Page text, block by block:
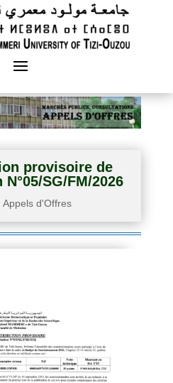
provisoire de
SG/FM/2026
Appels d'Offres